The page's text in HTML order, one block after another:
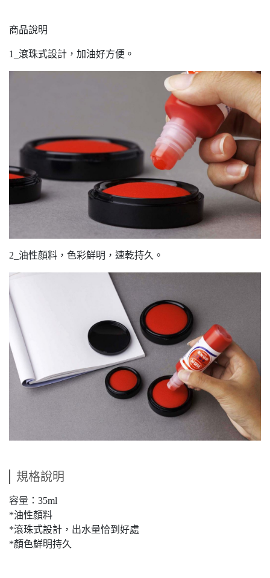
商品說明
1_滾珠式設計，加油好方便。
2_油性顏料，色彩鮮明，速乾持久。
規格說明
容量：35ml
*油性顏料
*滾珠式設計，出水量恰到好處
*顏色鮮明持久